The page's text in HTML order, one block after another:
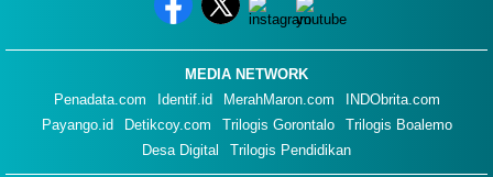
MEDIA NETWORK
Penadata.com
Identif.id MerahMaron.com
INDObrita.com
Payango.id
Detikcoy.com Trilogis Gorontalo
Trilogis Boalemo
Desa Digital
Trilogis Pendidikan